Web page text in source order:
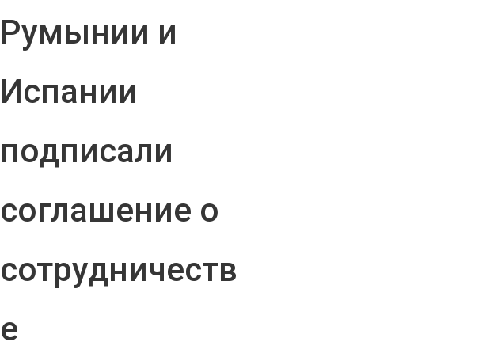
Румынии и
Испании
подписали
соглашение о
сотрудничеств
е